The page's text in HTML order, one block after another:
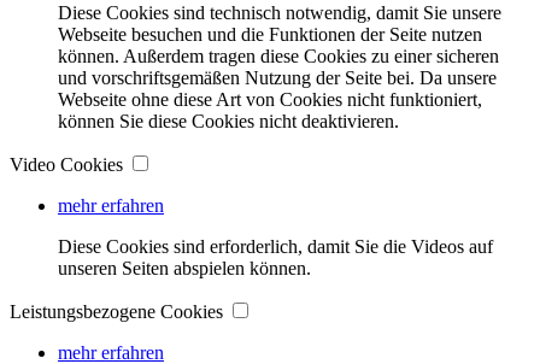
Diese Cookies sind technisch notwendig, damit Sie unsere
Webseite besuchen und die Funktionen der Seite nutzen
können. Außerdem tragen diese Cookies zu einer sicheren
und vorschriftsgemäßen Nutzung der Seite bei. Da unsere
Webseite ohne diese Art von Cookies nicht funktioniert,
können Sie diese Cookies nicht deaktivieren.
Video Cookies
mehr erfahren
Diese Cookies sind erforderlich, damit Sie die Videos auf
unseren Seiten abspielen können.
Leistungsbezogene Cookies
mehr erfahren